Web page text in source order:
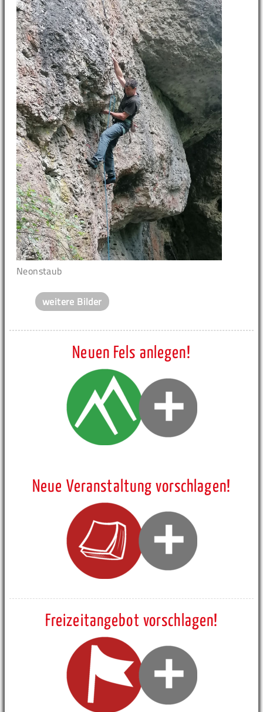
Neonstaub
weitere Bilder
Neuen Fels anlegen!
Neue Veranstaltung vorschlagen!
Freizeitangebot vorschlagen!